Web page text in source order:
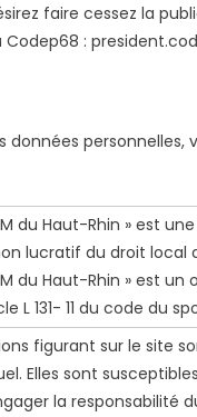
faire cessez la
:
personnelles,
du Haut-Rhin » est
lucratif du droit local
du Haut-Rhin » est
L 131- 11 du code du
figurant sur le site
Elles sont
la responsabilité